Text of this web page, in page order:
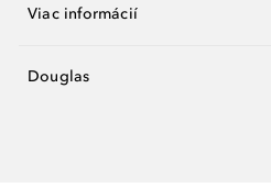
Viac informácií
Douglas